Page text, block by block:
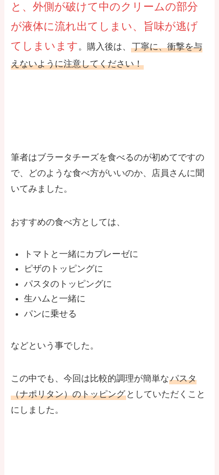
と、外側が破けて中のクリームの部分
が液体に流れ出てしまい、旨味が逃げ
てしまいます。購入後は、丁寧に、衝撃を与
えないように注意してください！
筆者はブラータチーズを食べるのが初めてですの
で、どのような食べ方がいいのか、店員さんに聞
いてみました。
おすすめの食べ方としては、
トマトと一緒にカプレーゼに
ピザのトッピングに
パスタのトッピングに
生ハムと一緒に
パンに乗せる
などという事でした。
この中でも、今回は比較的調理が簡単なパスタ
（ナポリタン）のトッピング としていただくこと
にしました。